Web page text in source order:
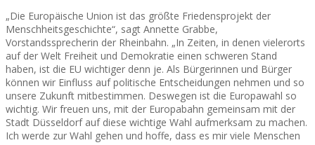
„Die Europäische Union ist das größte Friedensprojekt der
Menschheitsgeschichte“, sagt Annette Grabbe,
Vorstandssprecherin der Rheinbahn. „In Zeiten, in denen vielerorts
auf der Welt Freiheit und Demokratie einen schweren Stand
haben, ist die EU wichtiger denn je. Als Bürgerinnen und Bürger
können wir Einfluss auf politische Entscheidungen nehmen und so
unsere Zukunft mitbestimmen. Deswegen ist die Europawahl so
wichtig. Wir freuen uns, mit der Europabahn gemeinsam mit der
Stadt Düsseldorf auf diese wichtige Wahl aufmerksam zu machen.
Ich werde zur Wahl gehen und hoffe, dass es mir viele Menschen